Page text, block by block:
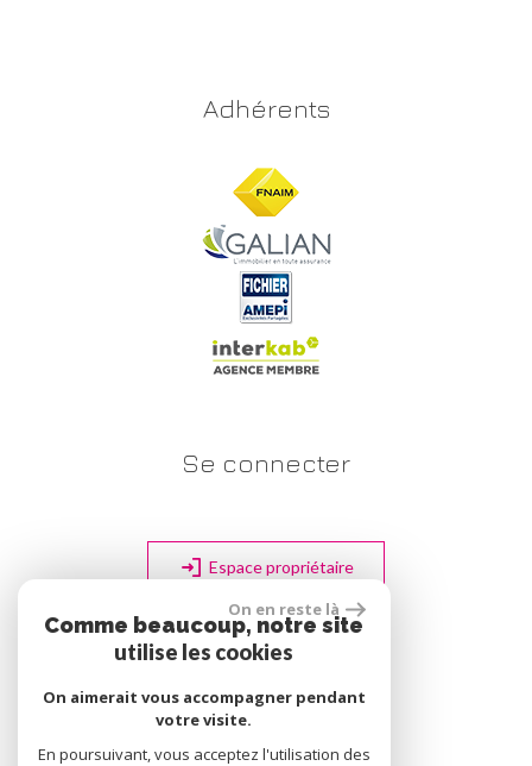
Adhérents
Se connecter
Espace propriétaire
On en reste là
Comme beaucoup, notre site
utilise les cookies
On aimerait vous accompagner pendant
votre visite.
En poursuivant, vous acceptez l'utilisation des